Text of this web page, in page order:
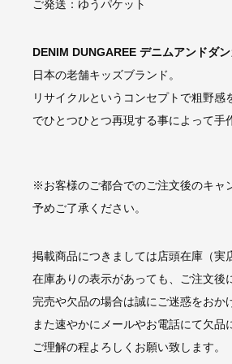
ご発送：ゆうパケット
DENIM DUNGAREE デニムアンドダ
日本の老舗キッズブランド。
リサイクルというコンセプトで粗野
でひとつひとつ再現する事によって手
※お客様のご都合でのご注文後のキャ
予めご了承ください。
掲載商品につきましては店頭在庫（実
在庫ありの表示があっても、ご注文後
完売や欠品の場合は誠にご迷惑をおか
また速やかにメールやお電話にて欠品
ご理解の程よろしくお願い致します。